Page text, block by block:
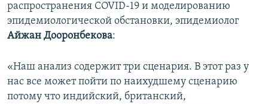
распространения COVID-19 и моделированию
эпидемиологической обстановки, эпидемиолог
Айжан Дооронбекова:
«Наш анализ содержит три сценария. В этот раз у
нас все может пойти по наихудшему сценарию
потому что индийский, британский,